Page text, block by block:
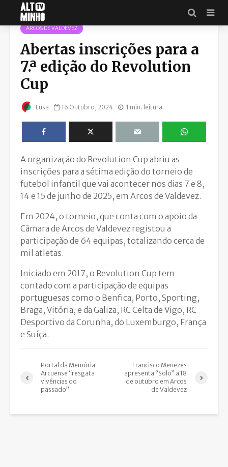
ARCOS DE VALDEVEZ
Abertas inscrições para a
7.ª edição do Revolution
Cup
Lusa 16 Outubro, 2024 1 min. leitura
A organização do Revolution Cup abriu as
inscrições para a sétima edição do torneio de
futebol infantil que vai acontecer nos dias 7 e 8,
14 e 15 de junho de 2025, em Arcos de Valdevez.
Em 2024, o torneio, que conta com o apoio da
Câmara de Arcos de Valdevez registou a
participação de 64 equipas, totalizando cerca de
mil atletas.
Iniciado em 2017, o Revolution Cup tem
contado com a participação de equipas
portuguesas como o Benfica, Porto, Sporting,
Braga, Vitória, e da Galiza, RC Celta de Vigo, RC
Desportivo da Corunha, do Luxemburgo, França
e Suíça.
Portal da Memória
Arcuense “resgata
vivências do
passado”
Francisco Menezes
apresenta “Solo” a 18
de outubro em Arcos
de Valdevez